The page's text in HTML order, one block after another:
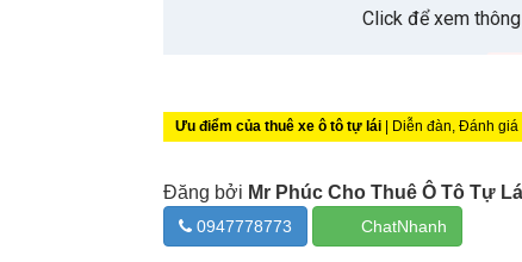
Ưu điểm của thuê xe ô tô tự lái | Diễn đàn, Đánh giá
Đăng bởi Mr Phúc Cho Thuê Ô Tô Tự
0947778773 ChatNhanh